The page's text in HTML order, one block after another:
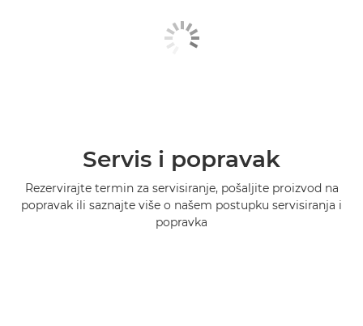
Servis i popravak
Rezervirajte termin za servisiranje, pošaljite proizvod na
popravak ili saznajte više o našem postupku servisiranja i
popravka